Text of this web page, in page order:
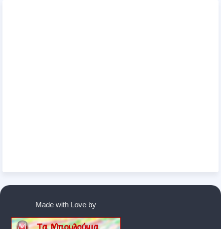
Made with Love by